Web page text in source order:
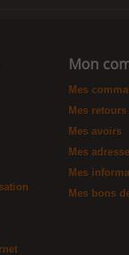
Mon
Mes
Mes
Mes avoirs
Mes
Mes
Mes bons